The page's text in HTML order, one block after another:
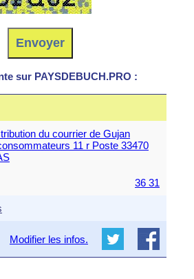
sur PAYSDEBUCH.PRO :
du courrier de Gujan
11 r Poste 33470
36 31
Modifier les infos.